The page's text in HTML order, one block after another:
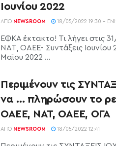
Ιουνίου 2022
ΑΠΌ NEWSROOM 18/05/2022 19:30 -
ΕΦΚΑ έκτακτο! Τι λήγει στις
ΝΑΤ, ΟΑΕΕ- Συντάξεις Ιουνίου
Μαΐου 2022 ...
Περιμένουν τις
να … πληρώσουν το
ΟΑΕΕ, ΝΑΤ, ΟΑΕΕ, ΟΓΑ
ΑΠΌ NEWSROOM 18/05/2022 12:41